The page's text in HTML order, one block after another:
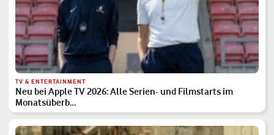
TV & ENTERTAINMENT
Neu bei Apple TV 2026: Alle Serien- und Filmstarts im
Monatsüberb…